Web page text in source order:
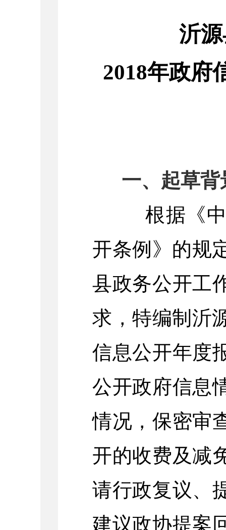
沂
2018年政府
一、起草背
根据《
开条例》的规
县政务公开工
求，特编制沂
信息公开年度
公开政府信息
情况，保密审
开的收费及减
请行政复议、
建议政协提案